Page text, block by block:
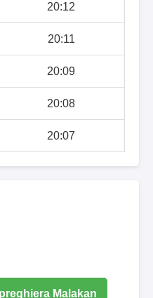
20:12
20:11
20:09
20:08
20:07
Malakan